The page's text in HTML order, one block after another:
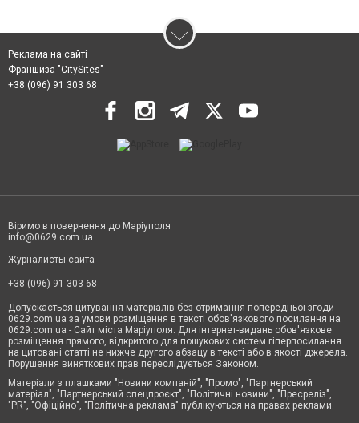
Реклама на сайті
Франшиза "CitySites"
+38 (096) 91 303 68
Віримо в повернення до Маріуполя
info@0629.com.ua
Журналисты сайта
+38 (096) 91 303 68
Допускається цитування матеріалів без отримання попередньої згоди
0629.com.ua за умови розміщення в тексті обов'язкового посилання на
0629.com.ua - Сайт міста Маріуполя. Для інтернет-видань обов'язкове
розміщення прямого, відкритого для пошукових систем гіперпосилання
на цитовані статті не нижче другого абзацу в тексті або в якості джерела.
Порушення виняткових прав переслідується Законом.
Матеріали з плашками "Новини компаній", "Промо", "Партнерський
матеріал", "Партнерський спецпроєкт", "Політичні новини", "Пресреліз",
"PR", "Офіційно", "Політична реклама" публікуються на правах реклами.